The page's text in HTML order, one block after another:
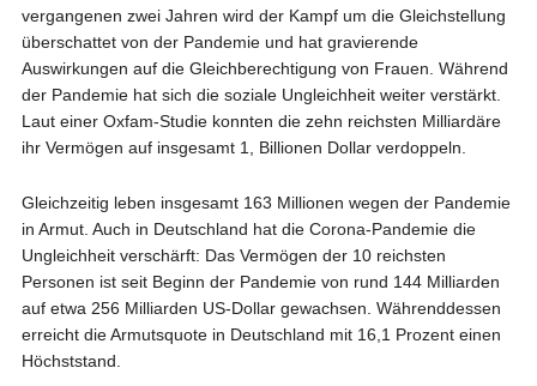
vergangenen zwei Jahren wird der Kampf um die Gleichstellung
überschattet von der Pandemie und hat gravierende
Auswirkungen auf die Gleichberechtigung von Frauen. Während
der Pandemie hat sich die soziale Ungleichheit weiter verstärkt.
Laut einer Oxfam-Studie konnten die zehn reichsten Milliardäre
ihr Vermögen auf insgesamt 1, Billionen Dollar verdoppeln.
Gleichzeitig leben insgesamt 163 Millionen wegen der Pandemie
in Armut. Auch in Deutschland hat die Corona-Pandemie die
Ungleichheit verschärft: Das Vermögen der 10 reichsten
Personen ist seit Beginn der Pandemie von rund 144 Milliarden
auf etwa 256 Milliarden US-Dollar gewachsen. Währenddessen
erreicht die Armutsquote in Deutschland mit 16,1 Prozent einen
Höchststand.